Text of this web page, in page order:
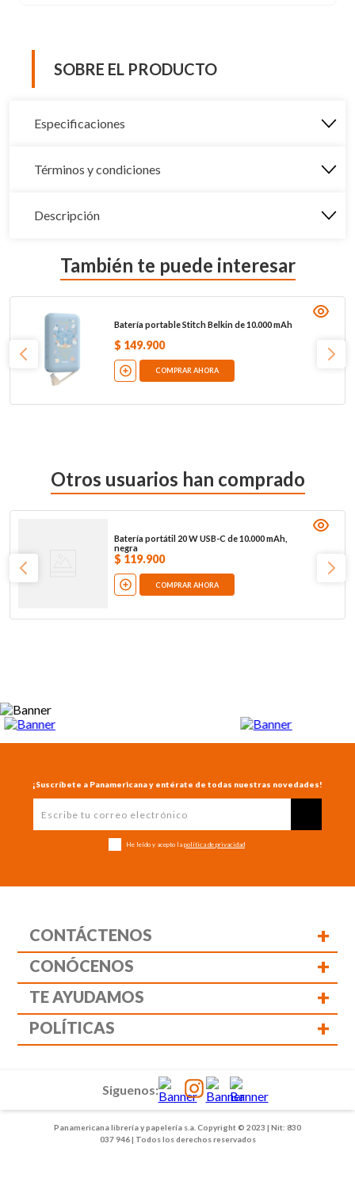
SOBRE EL PRODUCTO
Especificaciones
Términos y condiciones
Descripción
También te puede interesar
Batería portable Stitch Belkin de 10.000 mAh
$ 149.900
COMPRAR AHORA
Otros usuarios han comprado
Batería portátil 20 W USB-C de 10.000 mAh,
negra
$ 119.900
COMPRAR AHORA
¡Suscríbete a Panamericana y entérate de todas nuestras novedades!
He leído y acepto la política de privacidad
CONTÁCTENOS +
CONÓCENOS +
TE AYUDAMOS +
POLÍTICAS +
Panamericana librería y papelería s.a. Copyright © 2023 | Nit: 830
037 946 | Todos los derechos reservados
Siguenos: